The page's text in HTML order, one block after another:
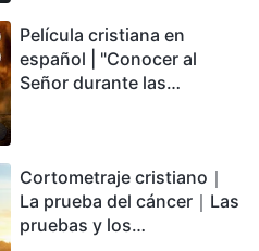
podemos sobrevivir?
Película cristiana en
español | "Conocer al
Señor durante las
encontrarás refugio?
Cortometraje cristiano｜
La prueba del cáncer｜Las
pruebas y los